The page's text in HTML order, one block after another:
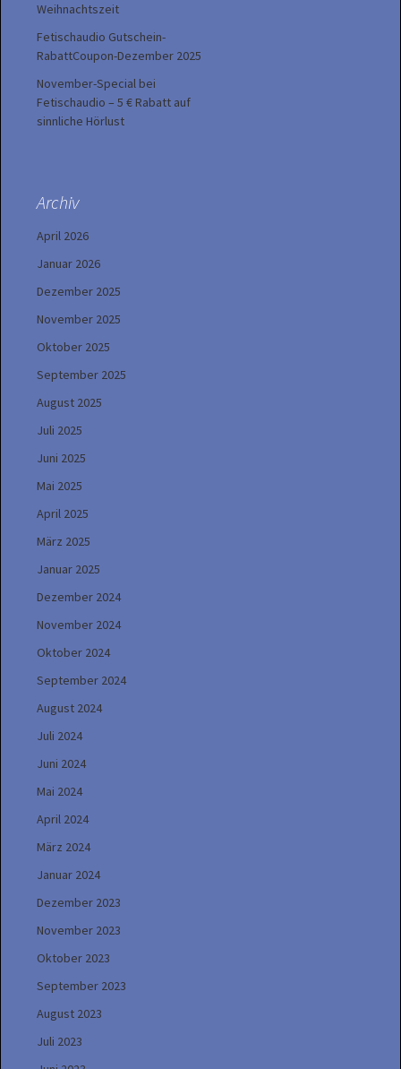
Weihnachtszeit
Fetischaudio Gutschein-
RabattCoupon-Dezember 2025
November-Special bei
Fetischaudio – 5 € Rabatt auf
sinnliche Hörlust
Archiv
April 2026
Januar 2026
Dezember 2025
November 2025
Oktober 2025
September 2025
August 2025
Juli 2025
Juni 2025
Mai 2025
April 2025
März 2025
Januar 2025
Dezember 2024
November 2024
Oktober 2024
September 2024
August 2024
Juli 2024
Juni 2024
Mai 2024
April 2024
März 2024
Januar 2024
Dezember 2023
November 2023
Oktober 2023
September 2023
August 2023
Juli 2023